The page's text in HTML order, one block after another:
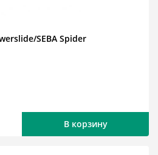
SEBA Spider
В корзину